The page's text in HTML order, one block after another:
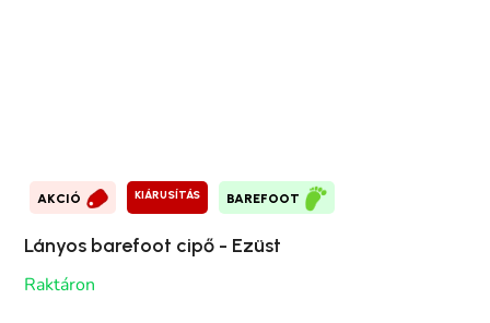
AKCIÓ KIÁRUSÍTÁS BAREFOOT
Lányos barefoot cipő - Ezüst
Raktáron